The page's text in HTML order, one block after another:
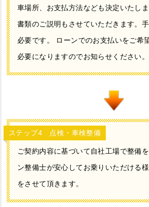
車場所、お支払方法なども決定いたし
書類のご説明もさせていただきます。
必要です。 ローンでのお支払いをご希
必要になりますのでお知らせください。
ステップ4 点検・車検整備
ご契約内容に基づいて自社工場で整備
ン整備士が安心してお乗りいただける
をさせて頂きます。